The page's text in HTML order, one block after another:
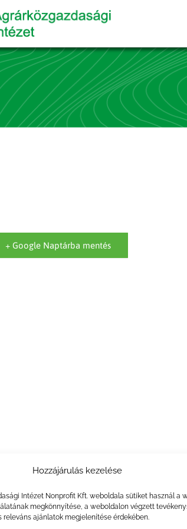
Hozzájárulás kezelése
Intézet Nonprofit Kft. weboldala sütiket használ a
megkönnyítése, a weboldalon végzett
releváns ajánlatok megjelenítése érdekében.
+ Google Naptárba mentés